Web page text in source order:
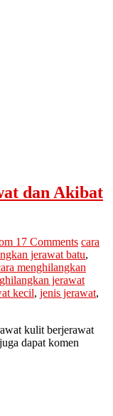
dan Akibat
17 Comments cara
jerawat batu,
menghilangkan
jerawat
kecil, jenis jerawat,
kulit berjerawat
dapat komen